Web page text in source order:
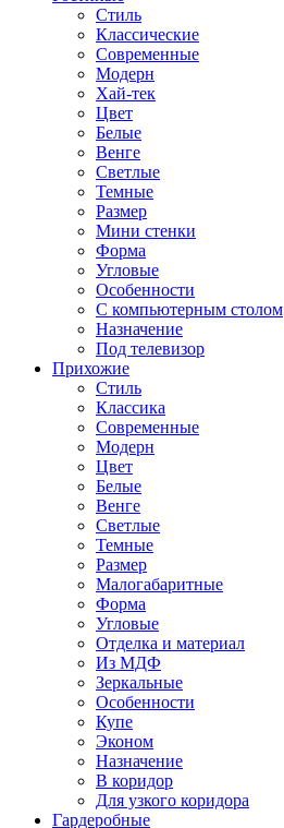
Стиль
Классические
Современные
Модерн
Хай-тек
Цвет
Белые
Венге
Светлые
Темные
Размер
Мини стенки
Форма
Угловые
Особенности
С компьютерным столом
Назначение
Под телевизор
Прихожие
Стиль
Классика
Современные
Модерн
Цвет
Белые
Венге
Светлые
Темные
Размер
Малогабаритные
Форма
Угловые
Отделка и материал
Из МДФ
Зеркальные
Особенности
Купе
Эконом
Назначение
В коридор
Для узкого коридора
Гардеробные